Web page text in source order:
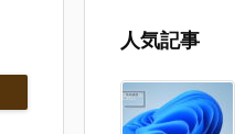
人気記事